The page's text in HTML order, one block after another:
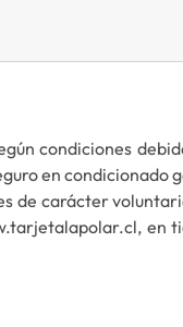
condiciones
en
de carácter
en